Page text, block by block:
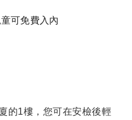
可免費入內
的1樓，您可在安檢後輕